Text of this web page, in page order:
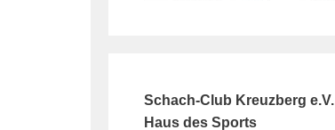
Schach-Club Kreuzberg e.V.
Haus des Sports